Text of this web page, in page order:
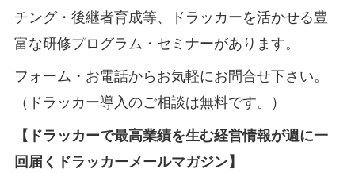
チング・後継者育成等、ドラッカーを活かせる豊
富な研修プログラム・セミナーがあります。
フォーム・お電話からお気軽にお問合せ下さい。
（ドラッカー導入のご相談は無料です。）
【ドラッカーで最高業績を生む経営情報が週に一
回届くドラッカーメールマガジン】